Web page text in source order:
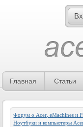
Главная Статьи
Форум о Acer, eMachines и
Ноутбуки и компьютеры